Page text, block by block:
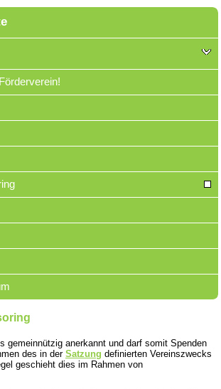
gemeinnützig anerkannt und darf somit Spenden
des in der Satzung definierten Vereinszwecks
geschieht dies im Rahmen von